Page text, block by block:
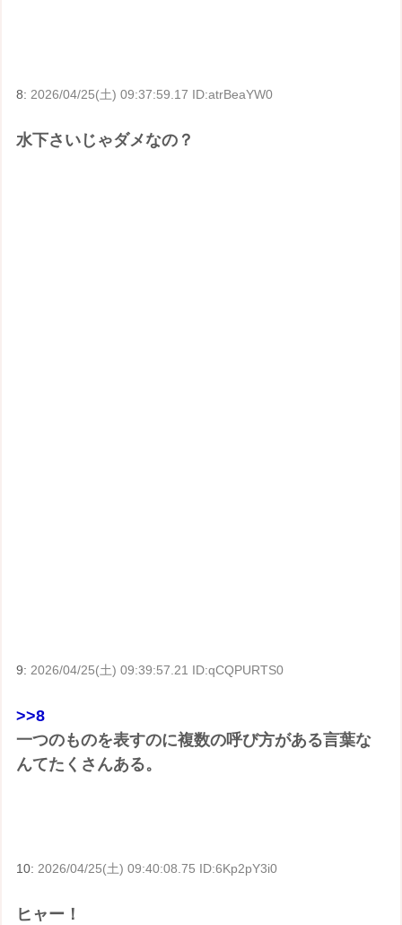
8: 2026/04/25(土) 09:37:59.17 ID:atrBeaYW0
水下さいじゃダメなの？
9: 2026/04/25(土) 09:39:57.21 ID:qCQPURTS0
>>8
一つのものを表すのに複数の呼び方がある言葉な
んてたくさんある。
10: 2026/04/25(土) 09:40:08.75 ID:6Kp2pY3i0
ヒャー！